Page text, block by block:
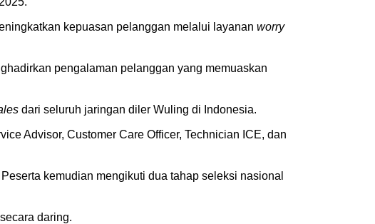
kepuasan pelanggan melalui layanan worry
pengalaman pelanggan yang memuaskan
dari seluruh jaringan diler Wuling di Indonesia.
Advisor, Customer Care Officer, Technician ICE, dan
kemudian mengikuti dua tahap seleksi nasional
daring.